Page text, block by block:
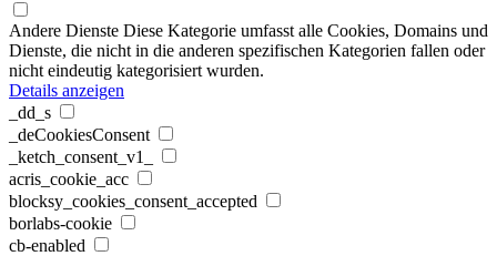
Andere Dienste Diese Kategorie umfasst alle Cookies, Domains und
Dienste, die nicht in die anderen spezifischen Kategorien fallen oder
nicht eindeutig kategorisiert wurden.
Details anzeigen
_dd_s
_deCookiesConsent
_ketch_consent_v1_
acris_cookie_acc
blocksy_cookies_consent_accepted
borlabs-cookie
cb-enabled